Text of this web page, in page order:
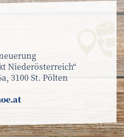
Niederösterreich“
3100 St. Pölten